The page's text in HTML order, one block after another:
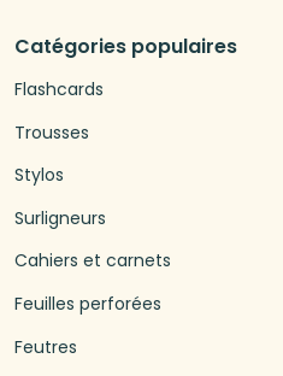
Catégories populaires
Flashcards
Trousses
Stylos
Surligneurs
Cahiers et carnets
Feuilles perforées
Feutres